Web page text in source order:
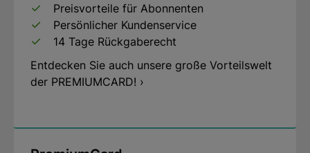
Preisvorteile für Abonnenten
Persönlicher Kundenservice
14 Tage Rückgaberecht
Entdecken Sie auch unsere große Vorteilswelt
der PREMIUMCARD! ›